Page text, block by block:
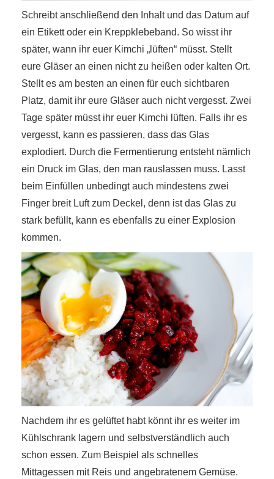
Schreibt anschließend den Inhalt und das Datum auf
ein Etikett oder ein Kreppklebeband. So wisst ihr
später, wann ihr euer Kimchi „lüften“ müsst. Stellt
eure Gläser an einen nicht zu heißen oder kalten Ort.
Stellt es am besten an einen für euch sichtbaren
Platz, damit ihr eure Gläser auch nicht vergesst. Zwei
Tage später müsst ihr euer Kimchi lüften. Falls ihr es
vergesst, kann es passieren, dass das Glas
explodiert. Durch die Fermentierung entsteht nämlich
ein Druck im Glas, den man rauslassen muss. Lasst
beim Einfüllen unbedingt auch mindestens zwei
Finger breit Luft zum Deckel, denn ist das Glas zu
stark befüllt, kann es ebenfalls zu einer Explosion
kommen.
Nachdem ihr es gelüftet habt könnt ihr es weiter im
Kühlschrank lagern und selbstverständlich auch
schon essen. Zum Beispiel als schnelles
Mittagessen mit Reis und angebratenem Gemüse.